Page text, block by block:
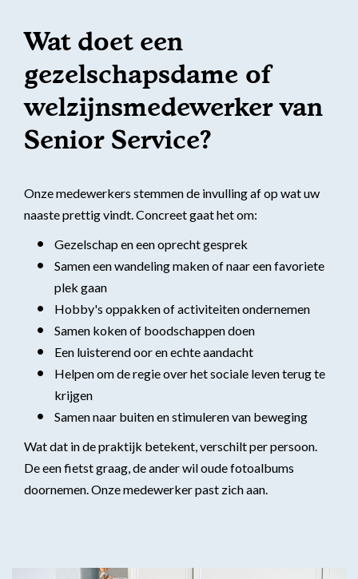
Wat doet een
gezelschapsdame of
welzijnsmedewerker van
Senior Service?
Onze medewerkers stemmen de invulling af op wat uw
naaste prettig vindt. Concreet gaat het om:
Gezelschap en een oprecht gesprek
Samen een wandeling maken of naar een favoriete
plek gaan
Hobby's oppakken of activiteiten ondernemen
Samen koken of boodschappen doen
Een luisterend oor en echte aandacht
Helpen om de regie over het sociale leven terug te
krijgen
Samen naar buiten en stimuleren van beweging
Wat dat in de praktijk betekent, verschilt per persoon.
De een fietst graag, de ander wil oude fotoalbums
doornemen. Onze medewerker past zich aan.